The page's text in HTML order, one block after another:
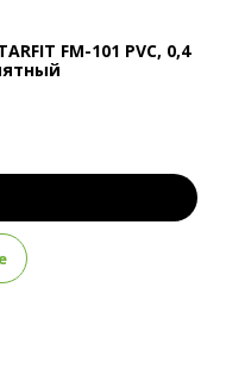
FM-101 PVC, 0,4